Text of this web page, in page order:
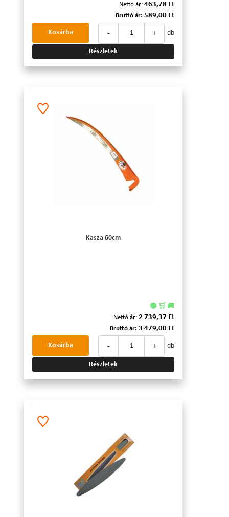
Nettó ár: 463,78 Ft
Bruttó ár: 589,00 Ft
- + db
Kosárba
Részletek
Kasza 60cm
🟢 🛒 🚚
Nettó ár: 2 739,37 Ft
Bruttó ár: 3 479,00 Ft
- + db
Kosárba
Részletek